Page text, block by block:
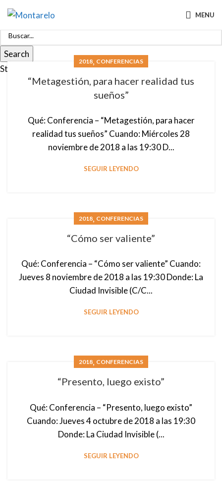
MENU
2018, CONFERENCIAS
“Metagestión, para hacer realidad tus
sueños”
Qué: Conferencia – “Metagestión, para hacer
realidad tus sueños” Cuando: Miércoles 28
noviembre de 2018 a las 19:30 D...
SEGUIR LEYENDO
2018, CONFERENCIAS
“Cómo ser valiente”
Qué: Conferencia – “Cómo ser valiente” Cuando:
Jueves 8 noviembre de 2018 a las 19:30 Donde: La
Ciudad Invisible (C/C...
SEGUIR LEYENDO
2018, CONFERENCIAS
“Presento, luego existo”
Qué: Conferencia – “Presento, luego existo”
Cuando: Jueves 4 octubre de 2018 a las 19:30
Donde: La Ciudad Invisible (...
SEGUIR LEYENDO
Search
Start typing to see posts you are looking for.